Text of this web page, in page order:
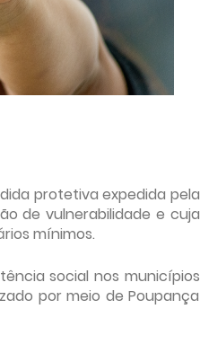
protetiva expedida pela
de vulnerabilidade e cuja
mínimos.
social nos municípios
por meio de Poupança